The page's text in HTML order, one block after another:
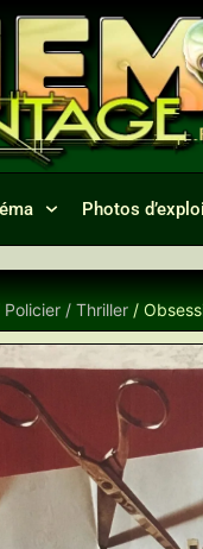
Photos
Policier / Thriller /